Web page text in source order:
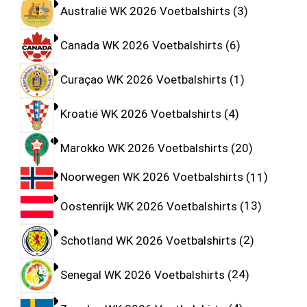
Australië WK 2026 Voetbalshirts 3
Canada WK 2026 Voetbalshirts 6
Curaçao WK 2026 Voetbalshirts 1
Kroatië WK 2026 Voetbalshirts 4
Marokko WK 2026 Voetbalshirts 20
Noorwegen WK 2026 Voetbalshirts 11
Oostenrijk WK 2026 Voetbalshirts 13
Schotland WK 2026 Voetbalshirts 2
Senegal WK 2026 Voetbalshirts 24